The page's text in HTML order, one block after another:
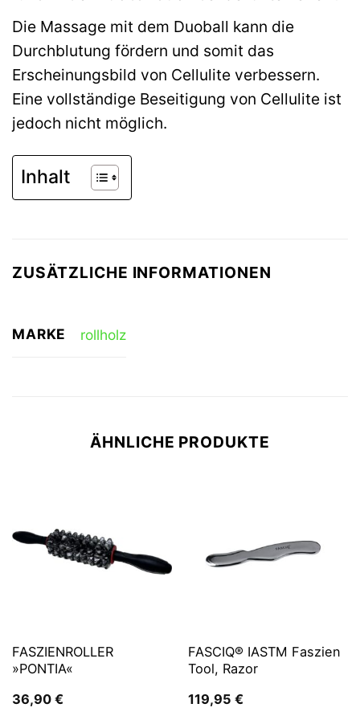
Die Massage mit dem Duoball kann die
Durchblutung fördern und somit das
Erscheinungsbild von Cellulite verbessern.
Eine vollständige Beseitigung von Cellulite ist
jedoch nicht möglich.
Inhalt
ZUSÄTZLICHE INFORMATIONEN
MARKE rollholz
ÄHNLICHE PRODUKTE
FASZIENROLLER
»PONTIA«
36,90 €
FASCIQ® IASTM Faszien
Tool, Razor
119,95 €